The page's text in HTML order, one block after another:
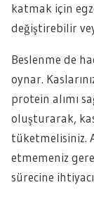
katmak için
değiştirebilir
Beslenme de
oynar.
protein alımı
oluşturarak,
tüketmelisiniz.
etmemeniz
sürecine